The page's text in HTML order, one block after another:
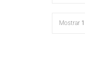
Mostrar